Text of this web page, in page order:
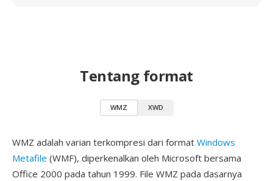
Tentang format
WMZ XWD
WMZ adalah varian terkompresi dari format Windows
Metafile (WMF), diperkenalkan oleh Microsoft bersama
Office 2000 pada tahun 1999. File WMZ pada dasarnya